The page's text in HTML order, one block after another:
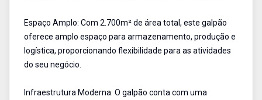
Espaço Amplo: Com 2.700m² de área total, este galpão
oferece amplo espaço para armazenamento, produção e
logística, proporcionando flexibilidade para as atividades
do seu negócio.
Infraestrutura Moderna: O galpão conta com uma